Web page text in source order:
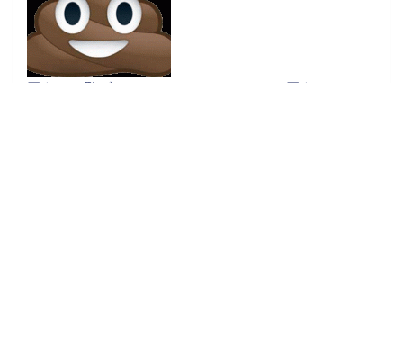
買うのに恥ずかしいアイテムはネットで買うべし！